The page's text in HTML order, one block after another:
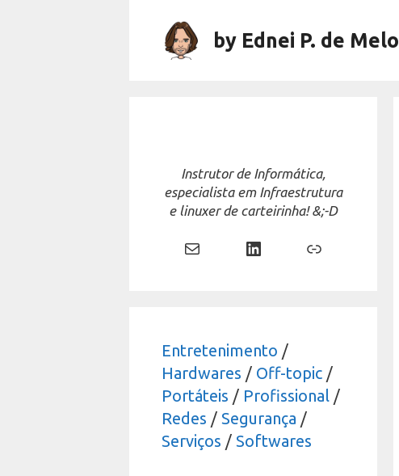
by Ednei P. de Melo
Instrutor de Informática,
especialista em Infraestrutura
e linuxer de carteirinha! &;-D
Mail LinkedIn Link
Entretenimento /
Hardwares / Off-topic /
Portáteis / Profissional /
Redes / Segurança /
Serviços / Softwares